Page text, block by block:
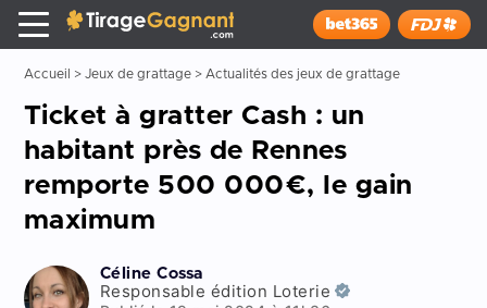
x
Tirage Gagnant
Installer
Accueil > Jeux de grattage> Actualités des jeux de grattage
Ticket à gratter Cash : un
habitant près de Rennes
remporte 500 000€, le gain
maximum
Céline Cossa
Responsable édition Loterie